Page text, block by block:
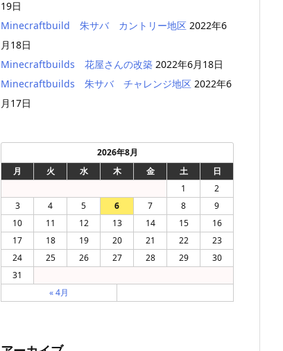
19日
Minecraftbuild 朱サバ カントリー地区 2022年6
月18日
Minecraftbuilds 花屋さんの改築 2022年6月18日
Minecraftbuilds 朱サバ チャレンジ地区 2022年6
月17日
2026年8月
月
火 水 木 金 土
日
1
2
3
4 5 6 7 8
9
10
11 12 13 14 15
16
17
18 19 20 21 22
23
24
25 26 27 28 29
30
31
« 4月